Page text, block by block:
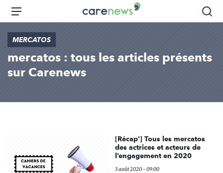
Aller
principal
Carenews,
Le
acteurs
l'engagement
Menu
MERCATOS
mercatos : tous les articles présents
sur Carenews
[Récap'] Tous les mercatos
des actrices et acteurs de
l’engagement en 2020
3 août 2020 - 09:00